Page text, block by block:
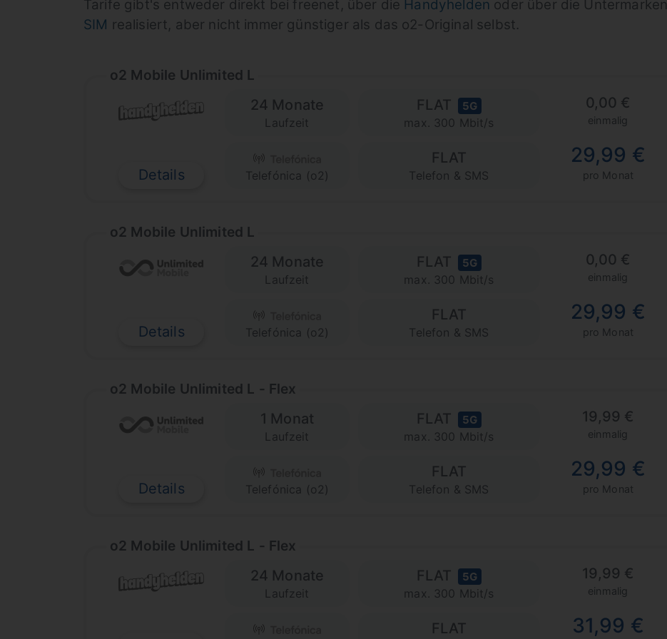
Tarife gibt's entweder direkt bei freenet, über die Handyhelden oder über die Untermarken
SIM realisiert, aber nicht immer günstiger als das o2-Original selbst.
o2 Mobile Unlimited L
Details
24 Monate
Laufzeit
Telefónica (o2)
FLAT 5G
max. 300 Mbit/s
FLAT
Telefon & SMS
0,00 €
einmalig
29,99 €
pro Monat
o2 Mobile Unlimited L
Details
24 Monate
Laufzeit
Telefónica (o2)
FLAT 5G
max. 300 Mbit/s
FLAT
Telefon & SMS
0,00 €
einmalig
29,99 €
pro Monat
o2 Mobile Unlimited L - Flex
Details
1 Monat
Laufzeit
Telefónica (o2)
FLAT 5G
max. 300 Mbit/s
FLAT
Telefon & SMS
19,99 €
einmalig
29,99 €
pro Monat
o2 Mobile Unlimited L - Flex
24 Monate
Laufzeit
FLAT 5G
max. 300 Mbit/s
FLAT
19,99 €
einmalig
31,99 €